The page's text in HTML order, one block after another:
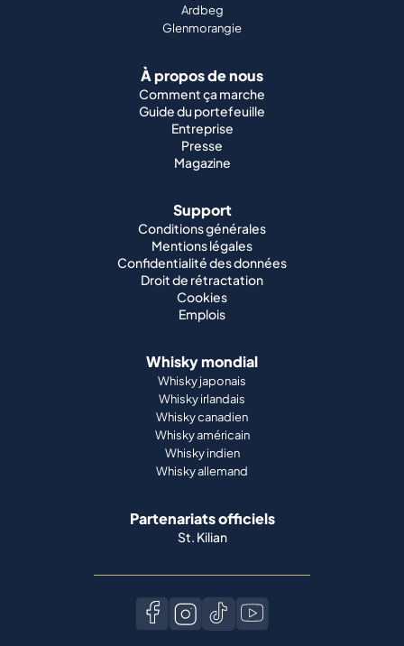
Ardbeg
Glenmorangie
À propos de nous
Comment ça marche
Guide du portefeuille
Entreprise
Presse
Magazine
Support
Conditions générales
Mentions légales
Confidentialité des données
Droit de rétractation
Cookies
Emplois
Whisky mondial
Whisky japonais
Whisky irlandais
Whisky canadien
Whisky américain
Whisky indien
Whisky allemand
Partenariats officiels
St. Kilian